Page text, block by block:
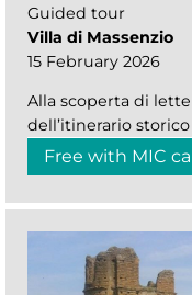
Guided tour
Villa di Massenzio
15 February 2026
Alla scoperta di
dell’itinerario
Free with MIC